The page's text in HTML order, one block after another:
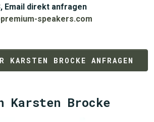
Email direkt anfragen
speakers.com
KARSTEN BROCKE ANFRAGEN
Karsten Brocke